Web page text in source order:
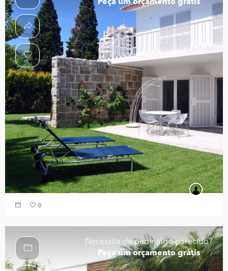
Peça um orçamento grátis
0
Necessita de pedir algo parecido?
Peça um orçamento grátis